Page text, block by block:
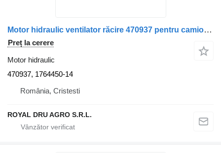
Motor hidraulic ventilator răcire 470937 pentru camion Scania 470937/1764450
Preț la cerere
Motor hidraulic
470937, 1764450-14
România, Cristesti
ROYAL DRU AGRO S.R.L.